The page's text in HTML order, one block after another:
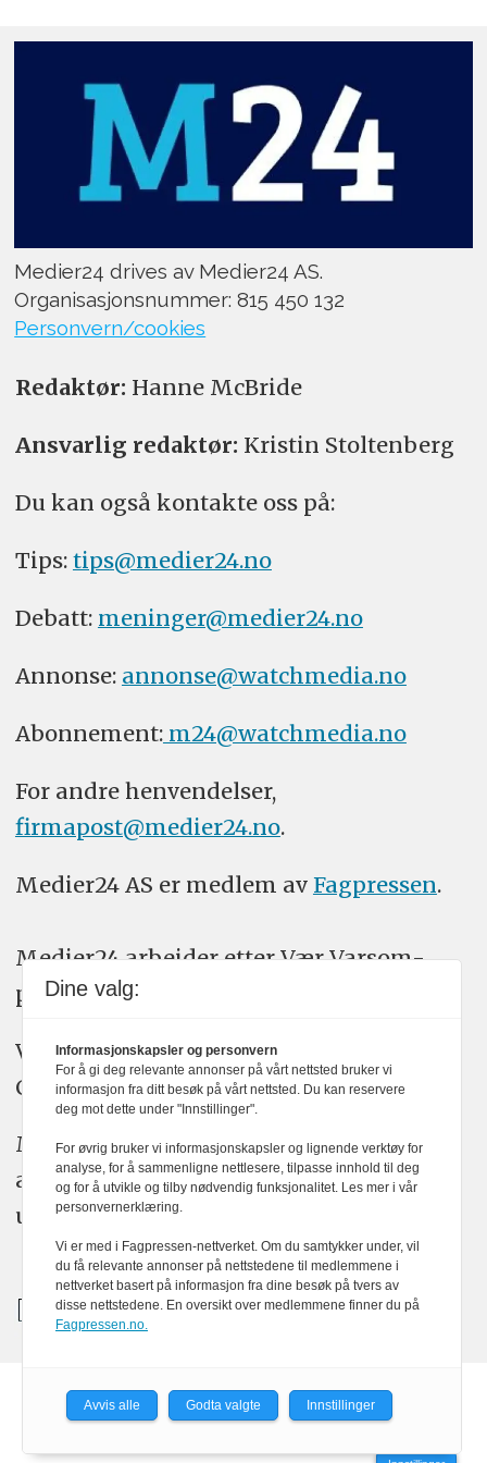
Sak 060/20 – Rune Hagestrand mot
Aust-Agder Blad
Sak 262/19 – NN mot Tønsbergs blad
Sak 011/20 – NN mot Enebakk Avis
Sak 016/20 – NN mot Lofot-Tidende
Medier24 drives av Medier24 AS.
Organisasjonsnummer: 815 450 132
Personvern/cookies
Redaktør: Hanne McBride
Ansvarlig redaktør: Kristin Stoltenberg
Du kan også kontakte oss på:
Tips: tips@medier24.no
Debatt: meninger@medier24.no
Annonse: annonse@watchmedia.no
Abonnement:m24@watchmedia.no
For andre henvendelser,
firmapost@medier24.no.
Medier24 AS er medlem av Fagpressen.
Medier24 arbeider etter Vær Varsom-
plakatens regler for god presseskikk.
Vi bruker KI-verktøy som ChatGPT,
Claude, og Gemini i journalistikken vår.
Medier24s redaksjon har alltid det fulle
ansvar for publisert innhold, med eller
uten bruk av kunstig intelligens.
Powered by Labrador CMS
Dine valg:
Informasjonskapsler og personvern
For å gi deg relevante annonser på vårt nettsted bruker vi
informasjon fra ditt besøk på vårt nettsted. Du kan reservere
deg mot dette under "Innstillinger".
For øvrig bruker vi informasjonskapsler og lignende verktøy for
analyse, for å sammenligne nettlesere, tilpasse innhold til deg
og for å utvikle og tilby nødvendig funksjonalitet. Les mer i vår
personvernerklæring.
Vi er med i Fagpressen-nettverket. Om du samtykker under, vil
du få relevante annonser på nettstedene til medlemmene i
nettverket basert på informasjon fra dine besøk på tvers av
disse nettstedene. En oversikt over medlemmene finner du på
Fagpressen.no.
Avvis alle Godta valgte Innstillinger